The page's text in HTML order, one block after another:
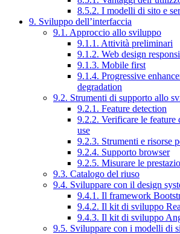
8.5.2. I modelli di sito e
9. Sviluppo dell’interfaccia
9.1. Approccio allo sviluppo
9.1.1. Attività preliminari
9.1.2. Web design
9.1.3. Mobile first
9.1.4. Progressive
degradation
9.2. Strumenti di supporto allo
9.2.1. Feature detection
9.2.2. Verificare le
use
9.2.3. Strumenti e risorse
9.2.4. Supporto browser
9.2.5. Misurare le
9.3. Catalogo del riuso
9.4. Sviluppare con il design
9.4.1. Il framework
9.4.2. Il kit di sviluppo
9.4.3. Il kit di sviluppo
9.5. Sviluppare con i modelli di